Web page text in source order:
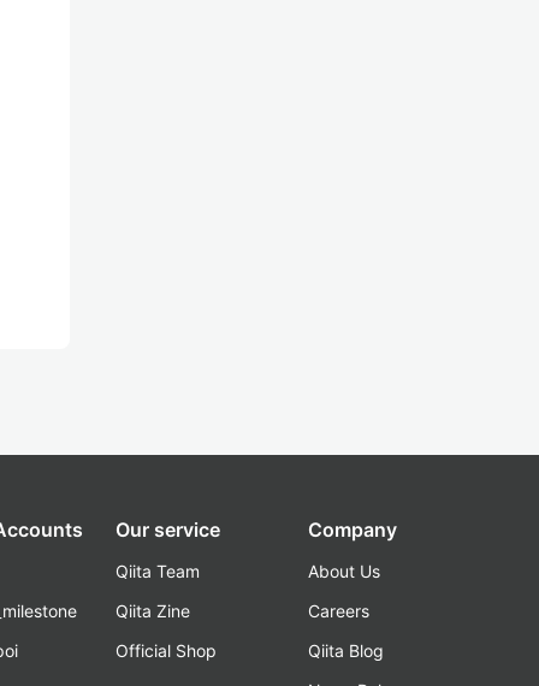
Our service
Qiita Team
Qiita Zine
Official Shop
Company
About Us
Careers
Qiita Blog